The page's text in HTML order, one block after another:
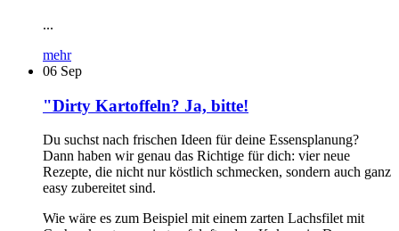
...
mehr
06 Sep
"Dirty Kartoffeln? Ja, bitte!
Du suchst nach frischen Ideen für deine Essensplanung?
Dann haben wir genau das Richtige für dich: vier neue
Rezepte, die nicht nur köstlich schmecken, sondern auch ganz
easy zubereitet sind.
Wie wäre es zum Beispiel mit einem zarten Lachsfilet mit